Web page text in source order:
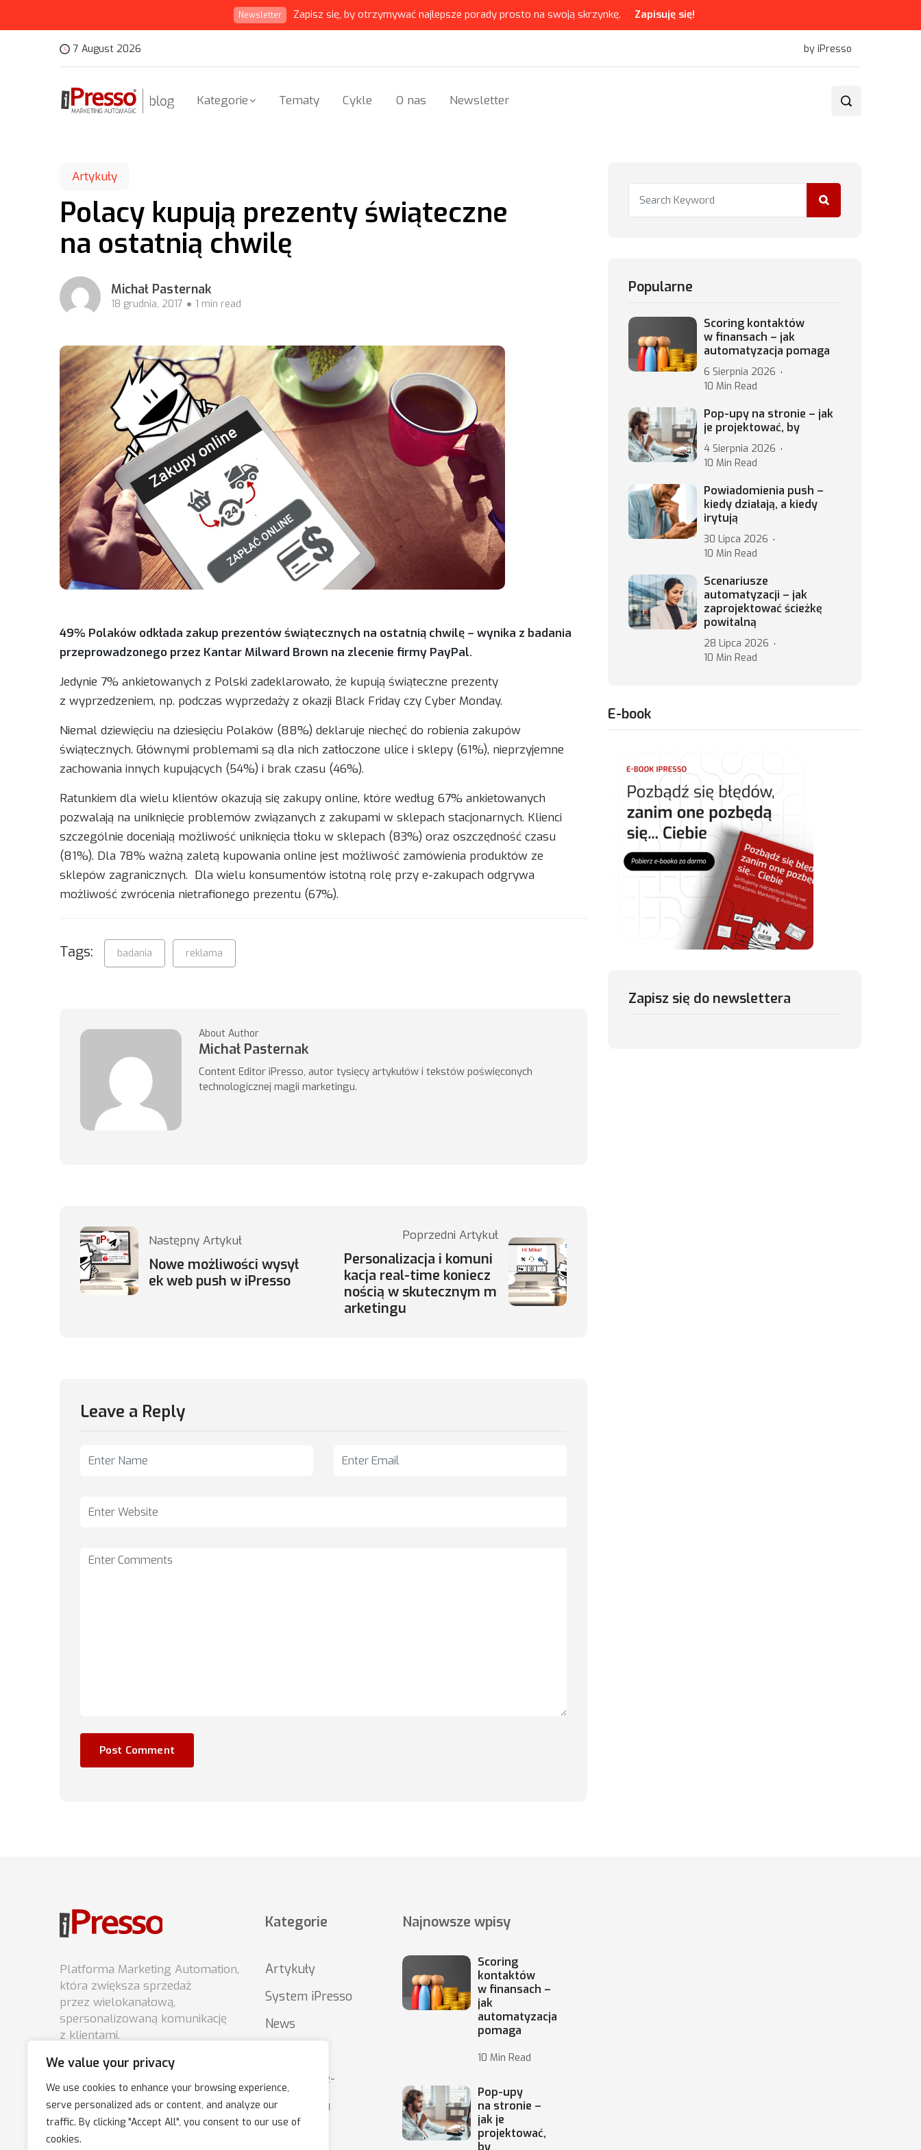
We value your privacy
We use cookies to enhance your browsing experience,
serve personalized ads or content, and analyze our
traffic. By clicking "Accept All", you consent to our use of
cookies.
Newsletter Zapisz się, by otrzymywać najlepsze porady prosto na swoją skrzynkę. Zapisuję się!
7 August 2026 by iPresso
Kategorie Tematy Cykle O nas Newsletter
Artykuły
Polacy kupują prezenty świąteczne
na ostatnią chwilę
Michał Pasternak
18 grudnia, 2017 1 min read
49% Polaków odkłada zakup prezentów świątecznych na ostatnią chwilę – wynika z badania
przeprowadzonego przez Kantar Milward Brown na zlecenie firmy PayPal.
Jedynie 7% ankietowanych z Polski zadeklarowało, że kupują świąteczne prezenty
z wyprzedzeniem, np. podczas wyprzedaży z okazji Black Friday czy Cyber Monday.
Niemal dziewięciu na dziesięciu Polaków (88%) deklaruje niechęć do robienia zakupów
świątecznych. Głównymi problemami są dla nich zatłoczone ulice i sklepy (61%), nieprzyjemne
zachowania innych kupujących (54%) i brak czasu (46%).
Ratunkiem dla wielu klientów okazują się zakupy online, które według 67% ankietowanych
pozwalają na uniknięcie problemów związanych z zakupami w sklepach stacjonarnych. Klienci
szczególnie doceniają możliwość uniknięcia tłoku w sklepach (83%) oraz oszczędność czasu
(81%). Dla 78% ważną zaletą kupowania online jest możliwość zamówienia produktów ze
sklepów zagranicznych. Dla wielu konsumentów istotną rolę przy e-zakupach odgrywa
możliwość zwrócenia nietrafionego prezentu (67%).
Tags: badania reklama
About Author
Michał Pasternak
Content Editor iPresso, autor tysięcy artykułów i tekstów poświęconych
technologicznej magii marketingu.
Następny Artykuł
Nowe możliwości wysył
ek web push w iPresso
Poprzedni Artykuł
Personalizacja i komuni
kacja real-time koniecz
nością w skutecznym m
arketingu
Leave a Reply
Popularne
Scoring kontaktów
w finansach – jak
automatyzacja pomaga
6 Sierpnia 2026
10 Min Read
Pop-upy na stronie – jak
je projektować, by
4 Sierpnia 2026
10 Min Read
Powiadomienia push –
kiedy działają, a kiedy
irytują
30 Lipca 2026
10 Min Read
Scenariusze
automatyzacji – jak
zaprojektować ścieżkę
powitalną
28 Lipca 2026
10 Min Read
E-book
Zapisz się do newslettera
Platforma Marketing Automation,
która zwiększa sprzedaż
przez wielokanałową,
spersonalizowaną komunikację
z klientami.
Kategorie
Artykuły
System iPresso
News
Podstawy e-
marketingu
Najnowsze wpisy
Scoring
kontaktów
w finansach –
jak
automatyzacja
pomaga
10 Min Read
Pop-upy
na stronie –
jak je
projektować,
by